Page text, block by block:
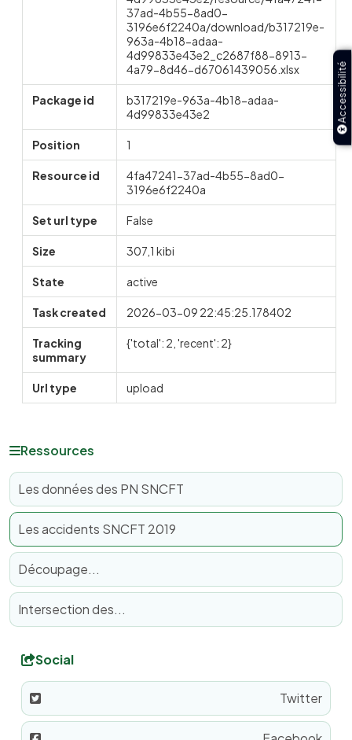
Accessibilité
37ad-4b55-8ad0-
3196e6f2240a/download/b317219e-
963a-4b18-adaa-
4d99833e43e2_c2687f88-8913-
4a79-8d46-d67061439056.xlsx
Package id
b317219e-963a-4b18-adaa-
4d99833e43e2
Position 1
Resource id
4fa47241-37ad-4b55-8ad0-
3196e6f2240a
Set url type False
Size 307,1 kibi
State active
Task created 2026-03-09 22:45:25.178402
Tracking
summary
{'total': 2, 'recent': 2}
Url type upload
Ressources
Les données des PN SNCFT
Les accidents SNCFT 2019
Découpage...
Intersection des...
Social
Twitter